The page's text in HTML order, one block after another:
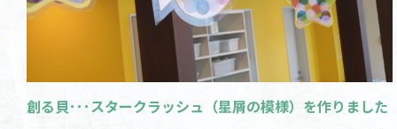
創る貝･･･スタークラッシュ（星屑の模様）を作りました